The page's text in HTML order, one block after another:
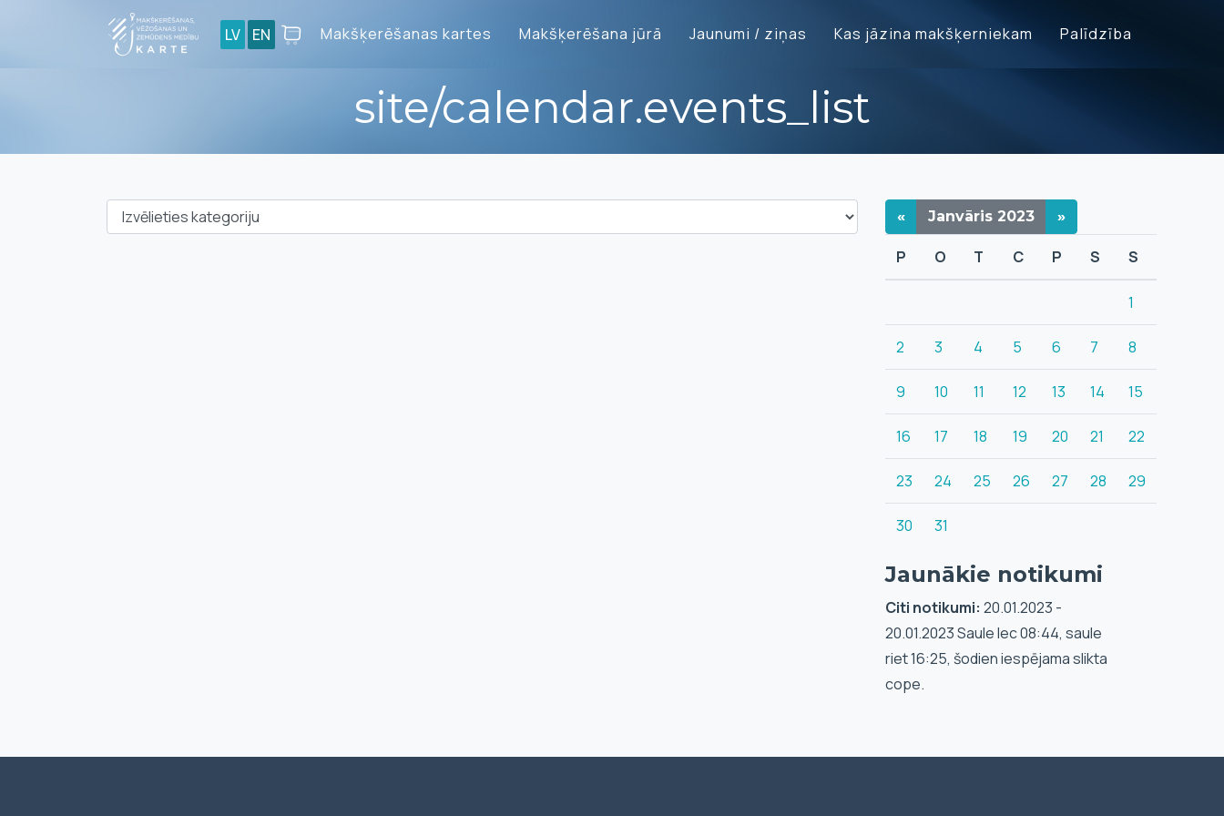
LV EN Makšķerēšanas kartes Makšķerēšana jūrā Jaunumi / ziņas Kas jāzina makšķerniekam Palīdzība
site/calendar.events_list
« Janvāris 2023 »
P O T C P S S
1
2 3 4 5 6 7 8
9 10 11 12 13 14 15
16 17 18 19 20 21 22
23 24 25 26 27 28 29
30 31
Jaunākie notikumi
Citi notikumi: 20.01.2023 -
20.01.2023 Saule lec 08:44, saule
riet 16:25, šodien iespējama slikta
cope.